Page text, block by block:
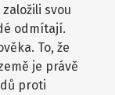
svou
odmítají.
To, že
je právě
proti